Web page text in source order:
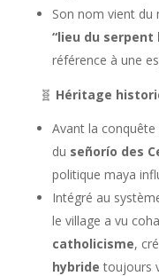
Son nom vient du
“lieu du serpent
référence à une
🧬 Héritage
Avant la
du señorío des
politique maya
Intégré au
le village a vu
catholicisme,
hybride toujours